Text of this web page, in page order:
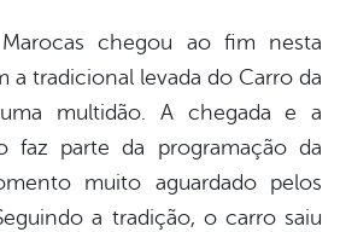
chegou ao fim nesta
a tradicional levada do Carro da
multidão. A chegada e a
faz parte da programação da
muito aguardado pelos
a tradição, o carro saiu